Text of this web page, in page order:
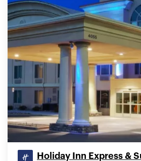
Holiday Inn Express &